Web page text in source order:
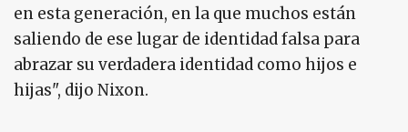
en esta generación, en la que muchos están
saliendo de ese lugar de identidad falsa para
abrazar su verdadera identidad como hijos e
hijas", dijo Nixon.